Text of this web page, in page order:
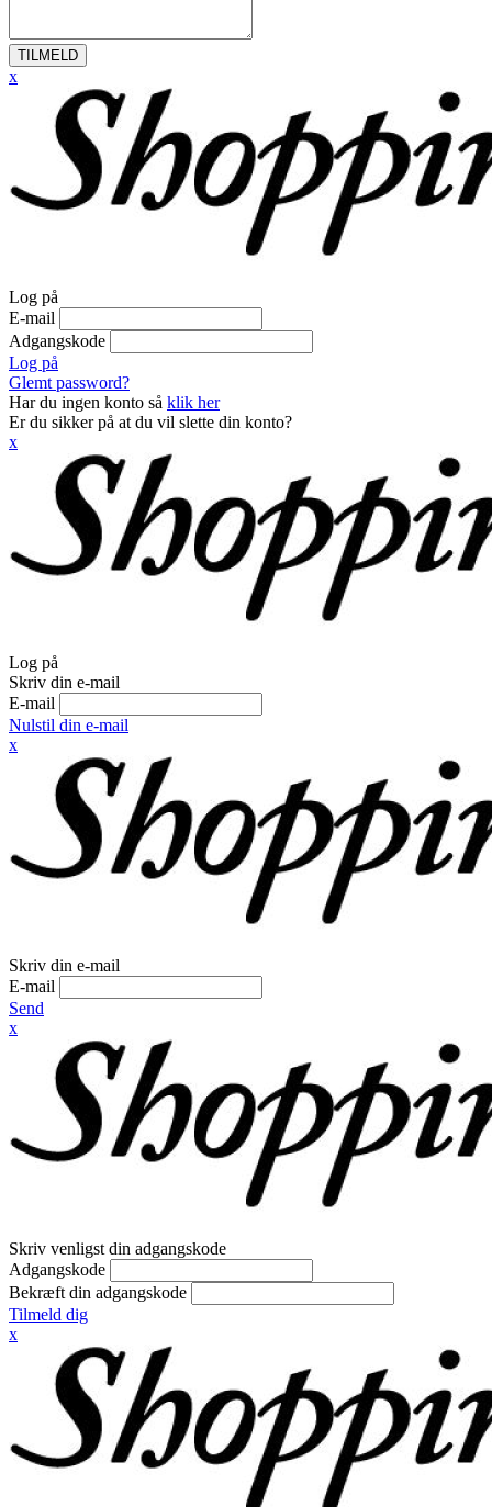
TILMELD
x
Log på
E-mail
Adgangskode
Log på
Glemt password?
Har du ingen konto så klik her
Er du sikker på at du vil slette din konto?
x
Log på
Skriv din e-mail
E-mail
Nulstil din e-mail
x
Skriv din e-mail
E-mail
Send
x
Skriv venligst din adgangskode
Adgangskode
Bekræft din adgangskode
Tilmeld dig
x